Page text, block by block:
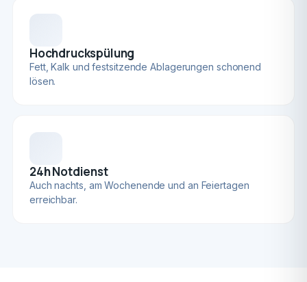
Hochdruckspülung
Fett, Kalk und festsitzende Ablagerungen schonend
lösen.
24h Notdienst
Auch nachts, am Wochenende und an Feiertagen
erreichbar.